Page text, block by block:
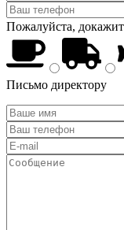
Пожалуйста,
Письмо директору